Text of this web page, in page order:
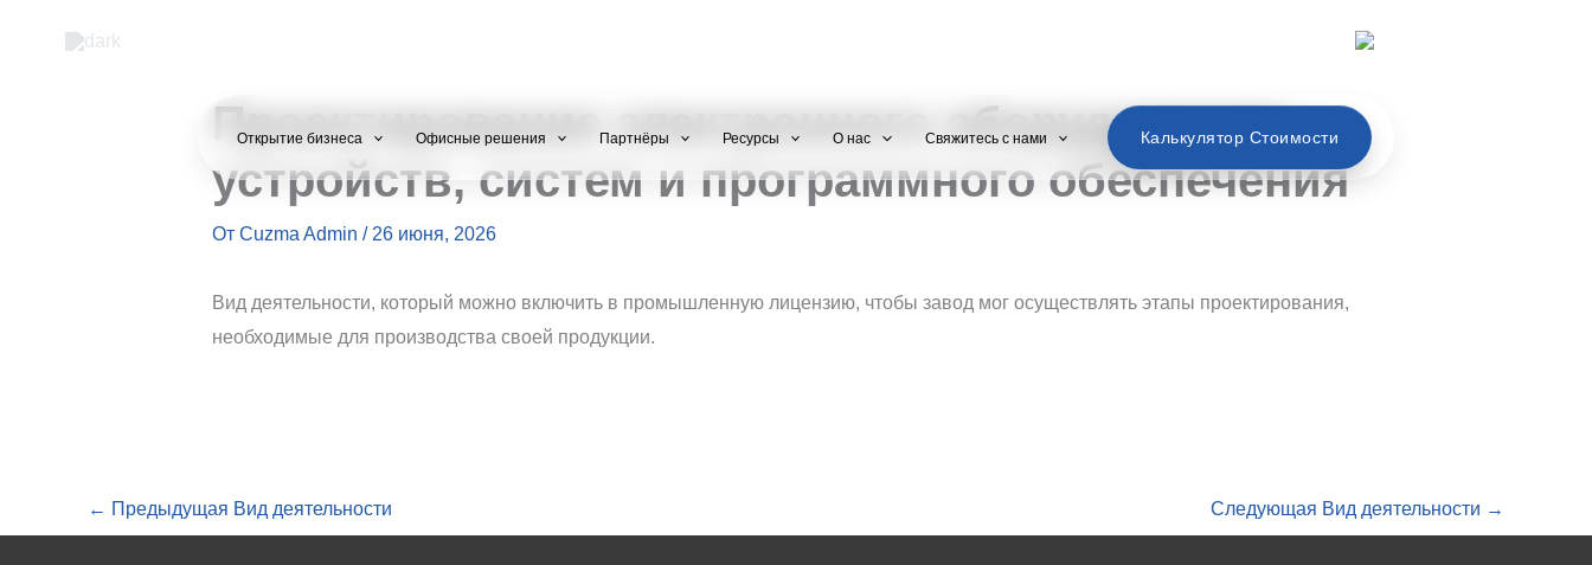
Открытие бизнеса Офисные решения Партнёры Ресурсы О нас Свяжитесь с нами Калькулятор Стоимости
Проектирование электронного оборудования,
устройств, систем и программного обеспечения
От Cuzma Admin / 26 июня, 2026
Вид деятельности, который можно включить в промышленную лицензию, чтобы завод мог осуществлять этапы проектирования,
необходимые для производства своей продукции.
← Предыдущая Вид деятельности Следующая Вид деятельности →